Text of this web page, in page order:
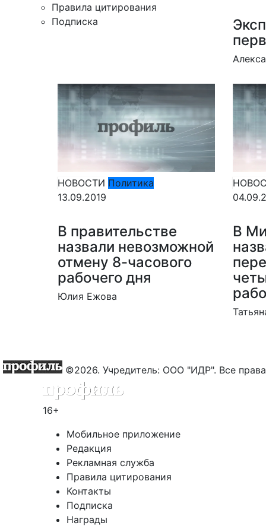
Правила цитирования
Подписка
НОВОСТИ Политика
13.09.2019
В правительстве
назвали невозможной
отмену 8-часового
рабочего дня
Юлия Ежова
В
©2026. Учредитель: ООО "ИДР". Все
16+
Мобильное приложение
Редакция
Рекламная служба
Правила цитирования
Контакты
Подписка
Награды